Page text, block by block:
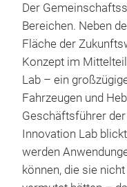
Der
Bereichen. Neben
Fläche der
Konzept im
Lab – ein
Fahrzeugen und
Geschäftsführer
Innovation Lab
werden
können, die sie